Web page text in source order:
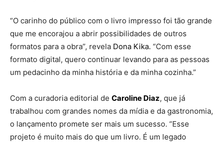
“O carinho do público com o livro impresso foi tão grande
que me encorajou a abrir possibilidades de outros
formatos para a obra”, revela Dona Kika. “Com esse
formato digital, quero continuar levando para as pessoas
um pedacinho da minha história e da minha cozinha.”
Com a curadoria editorial de Caroline Diaz, que já
trabalhou com grandes nomes da mídia e da gastronomia,
o lançamento promete ser mais um sucesso. “Esse
projeto é muito mais do que um livro. É um legado